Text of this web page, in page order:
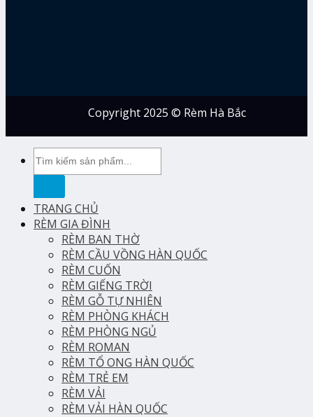
Copyright 2025 © Rèm Hà Bắc
Tìm
TRANG CHỦ
RÈM GIA ĐÌNH
RÈM BAN THỜ
RÈM CẦU VỒNG HÀN QUỐC
RÈM CUỐN
RÈM GIẾNG TRỜI
RÈM GỖ TỰ NHIÊN
RÈM PHÒNG KHÁCH
RÈM PHÒNG NGỦ
RÈM ROMAN
RÈM TỔ ONG HÀN QUỐC
RÈM TRẺ EM
RÈM VẢI
RÈM VẢI HÀN QUỐC